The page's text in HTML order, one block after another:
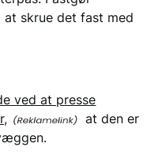
at skrue det fast med
ved at presse
at den er